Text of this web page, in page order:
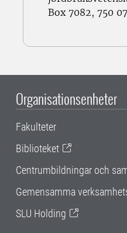
Box 7082, 750
Organisationsenheter
Fakulteter
Biblioteket
Centrumbildningar och
Gemensamma
SLU Holding